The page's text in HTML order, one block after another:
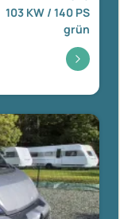
103 KW / 140 PS
grün